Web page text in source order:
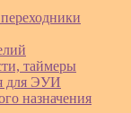
таймеры
для ЭУИ
назначения